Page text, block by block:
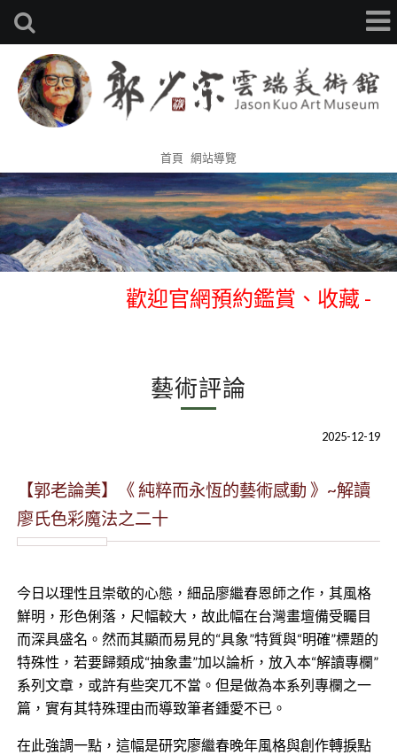
首頁 網站導覽
歡迎官網預約鑑賞、收藏 -
0933314105 張先生
藝術評論
2025-12-19
【郭老論美】《 純粹而永恆的藝術感動 》~解讀
廖氏色彩魔法之二十
今日以理性且崇敬的心態，細品廖繼春恩師之作，其風格
鮮明，形色俐落，尺幅較大，故此幅在台灣畫壇備受矚目
而深具盛名。然而其顯而易見的“具象”特質與“明確”標題的
特殊性，若要歸類成“抽象畫”加以論析，放入本“解讀專欄”
系列文章，或許有些突兀不當。但是做為本系列專欄之一
篇，實有其特殊理由而導致筆者鍾愛不已。
在此強調一點，這幅是研究廖繼春晚年風格與創作轉捩點